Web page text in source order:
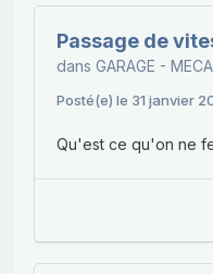
Passage de
dans GARAGE -
Posté(e) le 31 janvier
Qu'est ce qu'on ne